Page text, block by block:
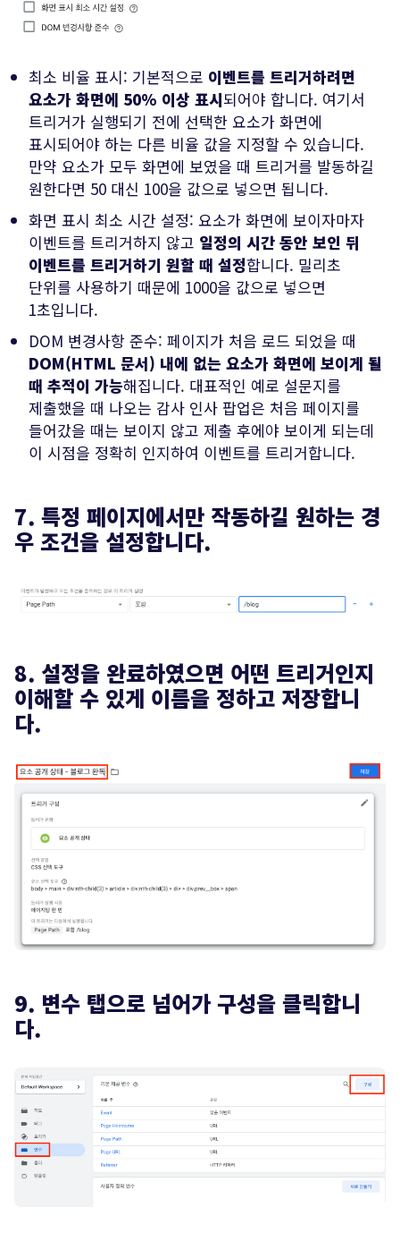
최소 비율 표시: 기본적으로 이벤트를 트리거하려면
요소가 화면에 50% 이상 표시되어야 합니다. 여기서
트리거가 실행되기 전에 선택한 요소가 화면에
표시되어야 하는 다른 비율 값을 지정할 수 있습니다.
만약 요소가 모두 화면에 보였을 때 트리거를 발동하길
원한다면 50 대신 100을 값으로 넣으면 됩니다.
화면 표시 최소 시간 설정: 요소가 화면에 보이자마자
이벤트를 트리거하지 않고 일정의 시간 동안 보인 뒤
이벤트를 트리거하기 원할 때 설정합니다. 밀리초
단위를 사용하기 때문에 1000을 값으로 넣으면
1초입니다.
DOM 변경사항 준수: 페이지가 처음 로드 되었을 때
DOM(HTML 문서) 내에 없는 요소가 화면에 보이게 될
때 추적이 가능해집니다. 대표적인 예로 설문지를
제출했을 때 나오는 감사 인사 팝업은 처음 페이지를
들어갔을 때는 보이지 않고 제출 후에야 보이게 되는데
이 시점을 정확히 인지하여 이벤트를 트리거합니다.
7. 특정 페이지에서만 작동하길 원하는 경
우 조건을 설정합니다.
8. 설정을 완료하였으면 어떤 트리거인지
이해할 수 있게 이름을 정하고 저장합니
다.
9. 변수 탭으로 넘어가 구성을 클릭합니
다.